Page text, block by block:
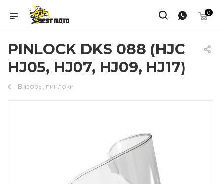
0
PINLOCK DKS 088 (HJC
HJ05, HJ07, HJ09, HJ17)
Визоры, пинлоки